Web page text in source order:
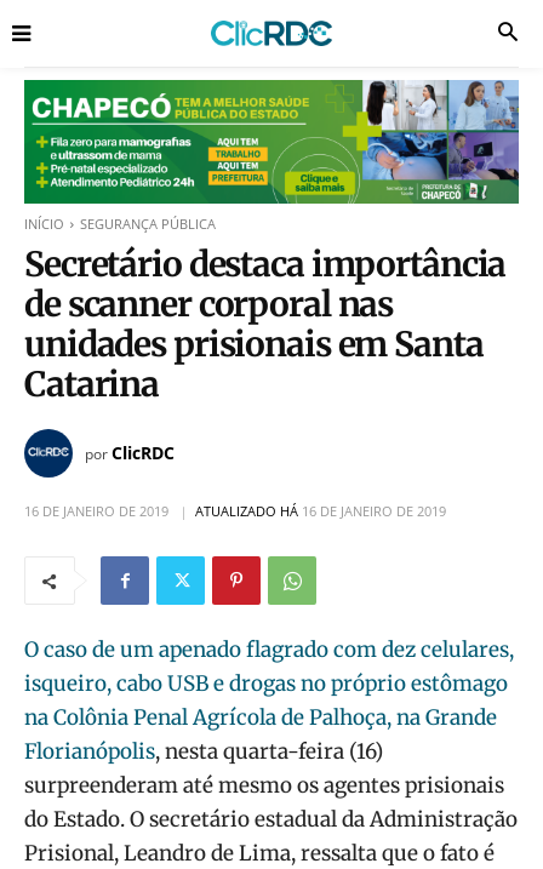
INÍCIO SEGURANÇA PÚBLICA
Secretário destaca importância
de scanner corporal nas
unidades prisionais em Santa
Catarina
porClicRDC
16 DE JANEIRO DE 2019 ATUALIZADO HÁ 16 DE JANEIRO DE 2019
O caso de um apenado flagrado com dez celulares,
isqueiro, cabo USB e drogas no próprio estômago
na Colônia Penal Agrícola de Palhoça, na Grande
Florianópolis, nesta quarta-feira (16)
surpreenderam até mesmo os agentes prisionais
do Estado. O secretário estadual da Administração
Prisional, Leandro de Lima, ressalta que o fato é